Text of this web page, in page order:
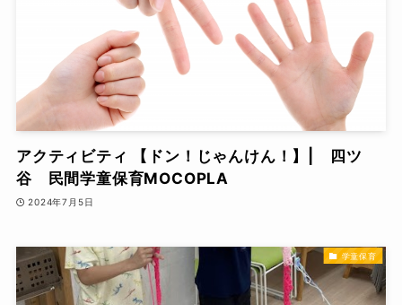
アクティビティ 【ドン！じゃんけん！】| 四ツ
谷 民間学童保育MOCOPLA
2024年7月5日
学童保育